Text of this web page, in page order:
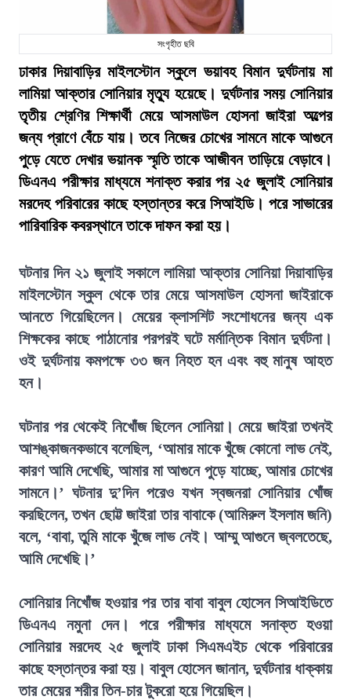
সংগৃহীত ছবি
ঢাকার দিয়াবাড়ির মাইলস্টোন স্কুলে ভয়াবহ বিমান দুর্ঘটনায় মা
লামিয়া আক্তার সোনিয়ার মৃত্যু হয়েছে। দুর্ঘটনার সময় সোনিয়ার
তৃতীয় শ্রেণির শিক্ষার্থী মেয়ে আসমাউল হোসনা জাইরা অল্পের
জন্য প্রাণে বেঁচে যায়। তবে নিজের চোখের সামনে মাকে আগুনে
পুড়ে যেতে দেখার ভয়ানক স্মৃতি তাকে আজীবন তাড়িয়ে বেড়াবে।
ডিএনএ পরীক্ষার মাধ্যমে শনাক্ত করার পর ২৫ জুলাই সোনিয়ার
মরদেহ পরিবারের কাছে হস্তান্তর করে সিআইডি। পরে সাভারের
পারিবারিক কবরস্থানে তাকে দাফন করা হয়।
ঘটনার দিন ২১ জুলাই সকালে লামিয়া আক্তার সোনিয়া দিয়াবাড়ির
মাইলস্টোন স্কুল থেকে তার মেয়ে আসমাউল হোসনা জাইরাকে
আনতে গিয়েছিলেন। মেয়ের ক্লাসশিট সংশোধনের জন্য এক
শিক্ষকের কাছে পাঠানোর পরপরই ঘটে মর্মান্তিক বিমান দুর্ঘটনা।
ওই দুর্ঘটনায় কমপক্ষে ৩৩ জন নিহত হন এবং বহু মানুষ আহত
হন।
ঘটনার পর থেকেই নিখোঁজ ছিলেন সোনিয়া। মেয়ে জাইরা তখনই
আশঙ্কাজনকভাবে বলেছিল, ‘আমার মাকে খুঁজে কোনো লাভ নেই,
কারণ আমি দেখেছি, আমার মা আগুনে পুড়ে যাচ্ছে, আমার চোখের
সামনে।’ ঘটনার দু’দিন পরেও যখন স্বজনরা সোনিয়ার খোঁজ
করছিলেন, তখন ছোট্ট জাইরা তার বাবাকে (আমিরুল ইসলাম জনি)
বলে, ‘বাবা, তুমি মাকে খুঁজে লাভ নেই। আম্মু আগুনে জ্বলতেছে,
আমি দেখেছি।’
সোনিয়ার নিখোঁজ হওয়ার পর তার বাবা বাবুল হোসেন সিআইডিতে
ডিএনএ নমুনা দেন। পরে পরীক্ষার মাধ্যমে সনাক্ত হওয়া
সোনিয়ার মরদেহ ২৫ জুলাই ঢাকা সিএমএইচ থেকে পরিবারের
কাছে হস্তান্তর করা হয়। বাবুল হোসেন জানান, দুর্ঘটনার ধাক্কায়
তার মেয়ের শরীর তিন-চার টুকরো হয়ে গিয়েছিল।